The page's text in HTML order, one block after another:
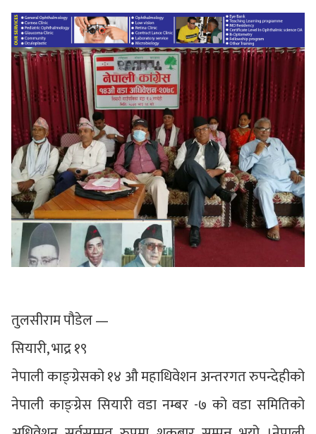
तुलसीराम पौडेल —
सियारी, भाद्र १९
नेपाली काङ्ग्रेसको १४ औ महाधिवेशन अन्तरगत रुपन्देहीको
नेपाली काङ्ग्रेस सियारी वडा नम्बर -७ को वडा समितिको